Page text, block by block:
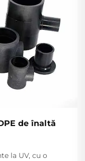
de înaltă
la UV, cu o